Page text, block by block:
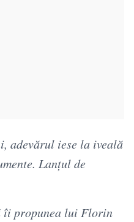
adevărul iese la iveală
Lanțul de
îi propunea lui Florin